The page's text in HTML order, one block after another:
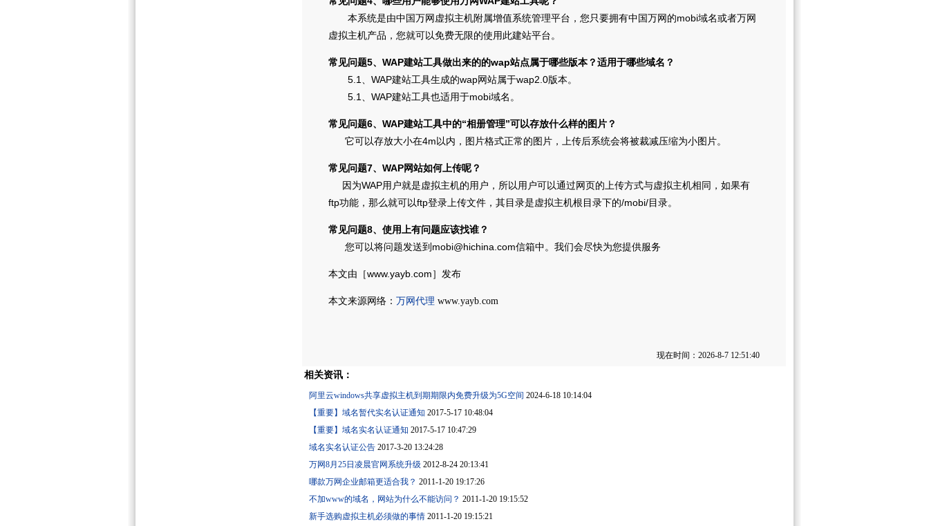
本系统是由中国万网虚拟主机附属增值系统管理平台，您只要拥有中国万网的mobi域名或者万网
虚拟主机产品，您就可以免费无限的使用此建站平台。
常见问题5、WAP建站工具做出来的的wap站点属于哪些版本？适用于哪些域名？
5.1、WAP建站工具生成的wap网站属于wap2.0版本。
5.1、WAP建站工具也适用于mobi域名。
常见问题6、WAP建站工具中的“相册管理”可以存放什么样的图片？
它可以存放大小在4m以内，图片格式正常的图片，上传后系统会将被裁减压缩为小图片。
常见问题7、WAP网站如何上传呢？
因为WAP用户就是虚拟主机的用户，所以用户可以通过网页的上传方式与虚拟主机相同，如果有
ftp功能，那么就可以ftp登录上传文件，其目录是虚拟主机根目录下的/mobi/目录。
常见问题8、使用上有问题应该找谁？
您可以将问题发送到mobi@hichina.com信箱中。我们会尽快为您提供服务
本文由［www.yayb.com］发布
本文来源网络： 万网代理 www.yayb.com
现在时间：2026-8-7 12:51:40
相关资讯：
阿里云windows共享虚拟主机到期期限内免费升级为5G空间 2024-6-18 10:14:04
【重要】域名暂代实名认证通知 2017-5-17 10:48:04
【重要】域名实名认证通知 2017-5-17 10:47:29
域名实名认证公告 2017-3-20 13:24:28
万网8月25日凌晨官网系统升级 2012-8-24 20:13:41
哪款万网企业邮箱更适合我？ 2011-1-20 19:17:26
不加www的域名，网站为什么不能访问？ 2011-1-20 19:15:52
新手选购虚拟主机必须做的事情 2011-1-20 19:15:21